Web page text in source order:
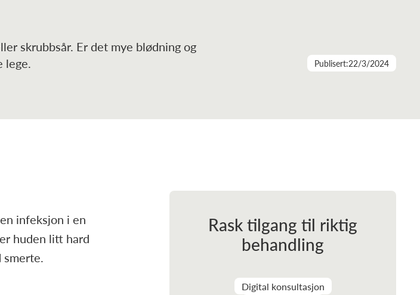
skrubbsår. Er det mye blødning og
lege.
Publisert:22/3/2024
infeksjon i en
huden litt hard
smerte.
Rask tilgang til riktig
behandling
Digital konsultasjon